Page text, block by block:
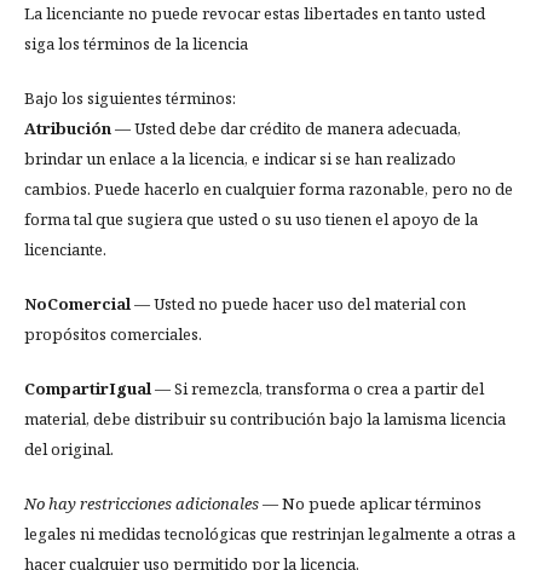
La licenciante no puede revocar estas libertades en tanto usted
siga los términos de la licencia
Bajo los siguientes términos:
Atribución— Usted debe dar crédito de manera adecuada,
brindar un enlace a la licencia, e indicar si se han realizado
cambios. Puede hacerlo en cualquier forma razonable, pero no de
forma tal que sugiera que usted o su uso tienen el apoyo de la
licenciante.
NoComercial— Usted no puede hacer uso del material con
propósitos comerciales.
CompartirIgual— Si remezcla, transforma o crea a partir del
material, debe distribuir su contribución bajo la lamisma licencia
del original.
No hay restricciones adicionales— No puede aplicar términos
legales ni medidas tecnológicas que restrinjan legalmente a otras a
hacer cualquier uso permitido por la licencia.